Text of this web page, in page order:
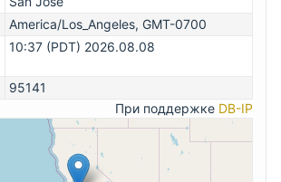
America/Los_Angeles, GMT-0700
10:37 (PDT) 2026.08.08
95141
При поддержке DB-IP